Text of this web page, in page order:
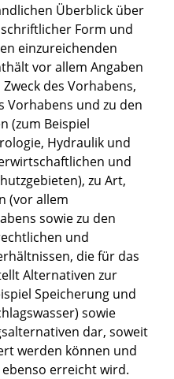
Überblick über
Form und
einzureichenden
vor allem Angaben
des Vorhabens,
Vorhabens und zu den
(zum Beispiel
Hydraulik und
und
zu Art,
(vor allem
sowie zu den
und
die für das
Alternativen zur
Speicherung und
sowie
dar, soweit
werden können und
erreicht wird.